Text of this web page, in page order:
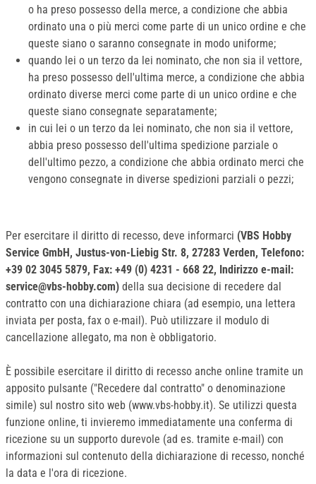
o ha preso possesso della merce, a condizione che abbia
ordinato una o più merci come parte di un unico ordine e che
queste siano o saranno consegnate in modo uniforme;
quando lei o un terzo da lei nominato, che non sia il vettore,
ha preso possesso dell'ultima merce, a condizione che abbia
ordinato diverse merci come parte di un unico ordine e che
queste siano consegnate separatamente;
in cui lei o un terzo da lei nominato, che non sia il vettore,
abbia preso possesso dell'ultima spedizione parziale o
dell'ultimo pezzo, a condizione che abbia ordinato merci che
vengono consegnate in diverse spedizioni parziali o pezzi;
Per esercitare il diritto di recesso, deve informarci (VBS Hobby
Service GmbH, Justus-von-Liebig Str. 8, 27283 Verden, Telefono:
+39 02 3045 5879, Fax: +49 (0) 4231 - 668 22, Indirizzo e-mail:
service@vbs-hobby.com) della sua decisione di recedere dal
contratto con una dichiarazione chiara (ad esempio, una lettera
inviata per posta, fax o e-mail). Può utilizzare il modulo di
cancellazione allegato, ma non è obbligatorio.
È possibile esercitare il diritto di recesso anche online tramite un
apposito pulsante ("Recedere dal contratto" o denominazione
simile) sul nostro sito web (www.vbs-hobby.it). Se utilizzi questa
funzione online, ti invieremo immediatamente una conferma di
ricezione su un supporto durevole (ad es. tramite e-mail) con
informazioni sul contenuto della dichiarazione di recesso, nonché
la data e l'ora di ricezione.